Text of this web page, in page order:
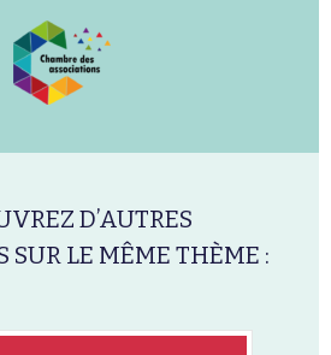
D’AUTRES
SUR LE MÊME THÈME :